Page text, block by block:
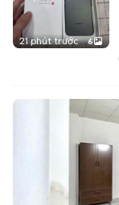
21 phút trước 6